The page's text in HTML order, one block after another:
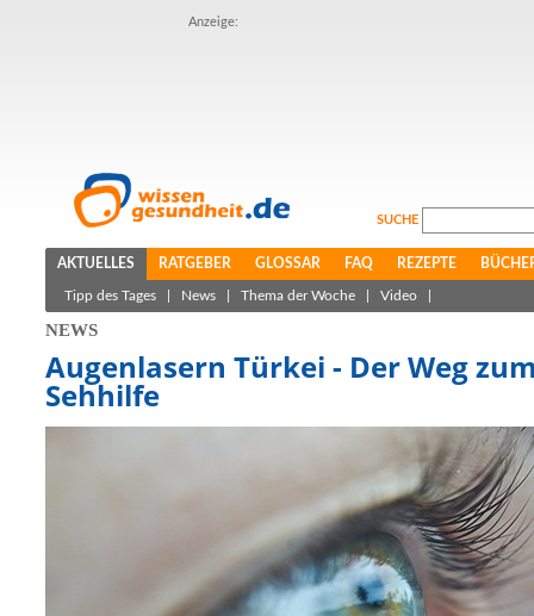
Anzeige:
SUCHE
AKTUELLES RATGEBER GLOSSAR FAQ REZEPTE
Tipp des Tages News Thema der Woche Video
NEWS
Augenlasern Türkei - Der Weg
Sehhilfe